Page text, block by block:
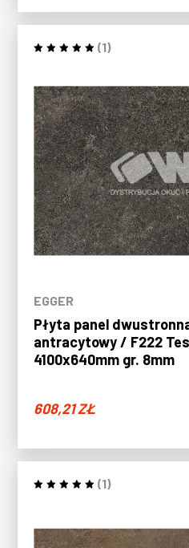
(1)
EGGER
Płyta panel
antracytowy / F222
4100x640mm gr. 8mm
608,21ZŁ
(1)